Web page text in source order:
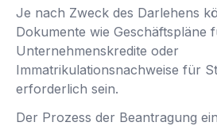
Je nach Zweck des Darlehens
Dokumente wie Geschäftspläne
Unternehmenskredite oder
Immatrikulationsnachweise für
erforderlich sein.
Der Prozess der Beantragung